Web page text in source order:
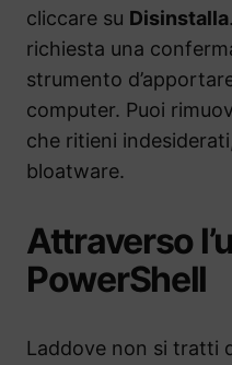
cliccare su Disinstalla
richiesta una
strumento
computer. Puoi
che ritieni
bloatware.
Attraverso
PowerShell
Laddove non si tratti